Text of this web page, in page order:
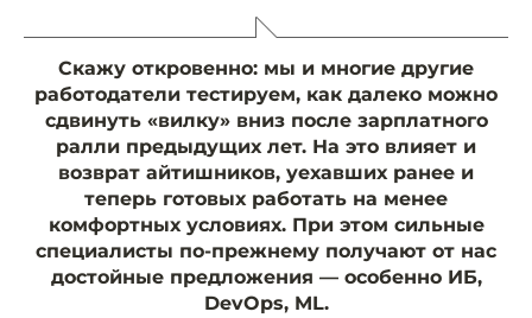
Скажу откровенно: мы и многие другие
работодатели тестируем, как далеко можно
сдвинуть «вилку» вниз после зарплатного
ралли предыдущих лет. На это влияет и
возврат айтишников, уехавших ранее и
теперь готовых работать на менее
комфортных условиях. При этом сильные
специалисты по-прежнему получают от нас
достойные предложения — особенно ИБ,
DevOps, ML.